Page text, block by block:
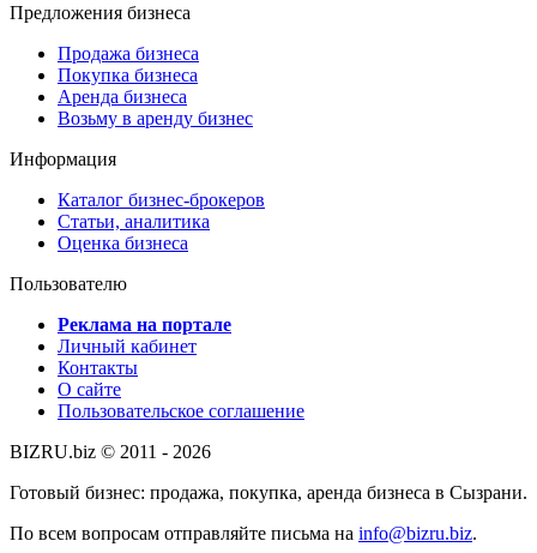
Предложения бизнеса
Продажа бизнеса
Покупка бизнеса
Аренда бизнеса
Возьму в аренду бизнес
Информация
Каталог бизнес-брокеров
Статьи, аналитика
Оценка бизнеса
Пользователю
Реклама на портале
Личный кабинет
Контакты
О сайте
Пользовательское соглашение
BIZRU.biz © 2011 - 2026
Готовый бизнес: продажа, покупка, аренда бизнеса в Сызрани.
По всем вопросам отправляйте письма на info@bizru.biz.